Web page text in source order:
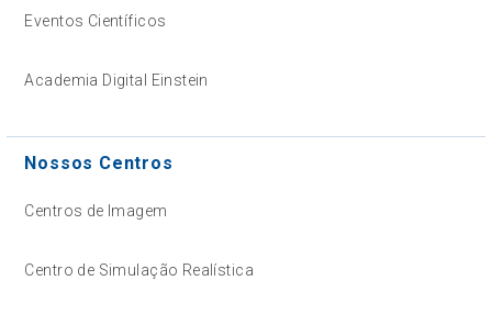
Eventos Científicos
Academia Digital Einstein
Nossos Centros
Centros de Imagem
Centro de Simulação Realística